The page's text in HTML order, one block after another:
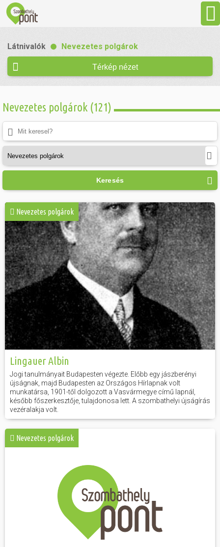
Gasztronómia
Szállás
Szabadidő
Hasznos
Látnivalók Nevezetes polgárok
Térkép nézet
Nevezetes polgárok (121)
Keresés
Nevezetes polgárok
Lingauer Albin
Jogi tanulmányait Budapesten végezte. Előbb egy jászberényi
újságnak, majd Budapesten az Országos Hírlapnak volt
munkatársa, 1901-től dolgozott a Vasvármegye című lapnál,
később főszerkesztője, tulajdonosa lett. A szombathelyi újságírás
vezéralakja volt.
Nevezetes polgárok